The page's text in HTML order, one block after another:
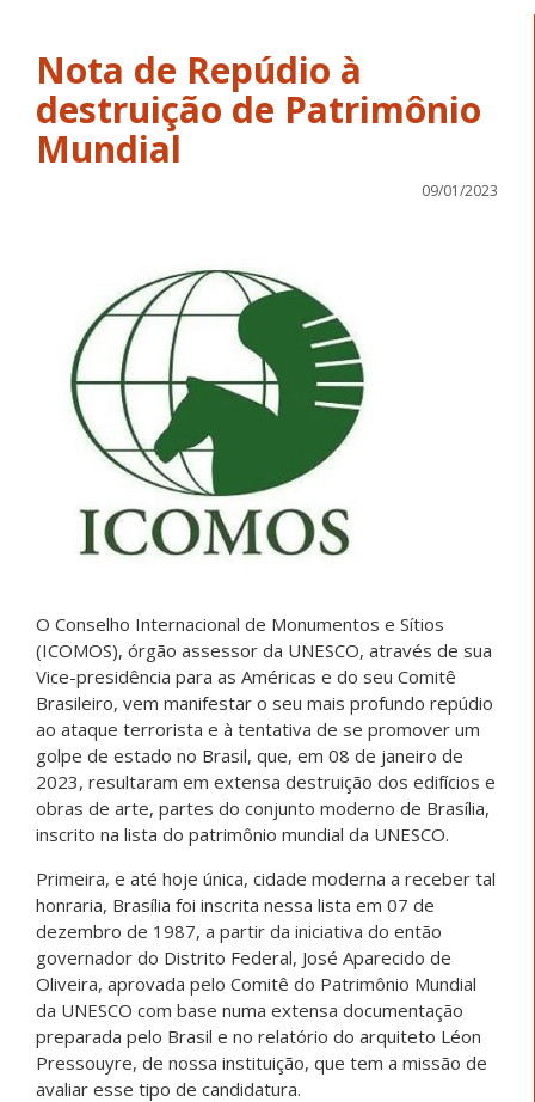
Nota de Repúdio à
destruição de Patrimônio
Mundial
09/01/2023
O Conselho Internacional de Monumentos e Sítios
(ICOMOS), órgão assessor da UNESCO, através de sua
Vice-presidência para as Américas e do seu Comitê
Brasileiro, vem manifestar o seu mais profundo repúdio
ao ataque terrorista e à tentativa de se promover um
golpe de estado no Brasil, que, em 08 de janeiro de
2023, resultaram em extensa destruição dos edifícios e
obras de arte, partes do conjunto moderno de Brasília,
inscrito na lista do patrimônio mundial da UNESCO.
Primeira, e até hoje única, cidade moderna a receber tal
honraria, Brasília foi inscrita nessa lista em 07 de
dezembro de 1987, a partir da iniciativa do então
governador do Distrito Federal, José Aparecido de
Oliveira, aprovada pelo Comitê do Patrimônio Mundial
da UNESCO com base numa extensa documentação
preparada pelo Brasil e no relatório do arquiteto Léon
Pressouyre, de nossa instituição, que tem a missão de
avaliar esse tipo de candidatura.